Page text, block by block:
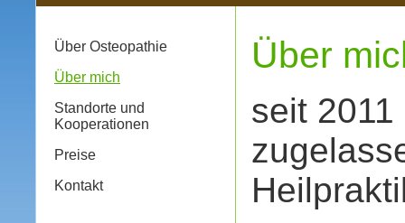
Über Osteopathie
Über mich
Standorte und
Kooperationen
Preise
Kontakt
Über
seit